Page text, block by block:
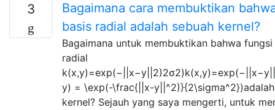
3
Bagaimana cara membuktikan
basis radial adalah sebuah kernel?
Bagaimana untuk membuktikan bahwa
radial
y) = \exp(-\frac{||x-y||^2)}{2\sigma^2})adalah
kernel? Sejauh yang saya mengerti, untuk